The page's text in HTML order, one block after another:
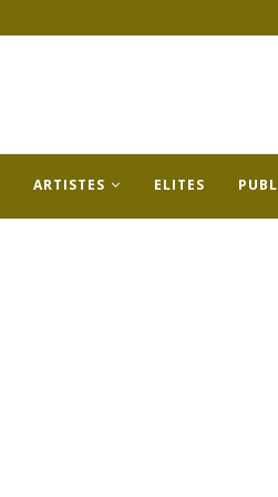
ARTISTES ELITES